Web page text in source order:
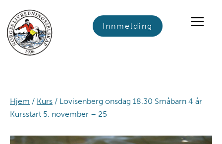
primary
navigation
main
content
footer
Innmelding
Hjem / Kurs / Lovisenberg onsdag 18.30 Småbarn 4 år
Kursstart 5. november – 25